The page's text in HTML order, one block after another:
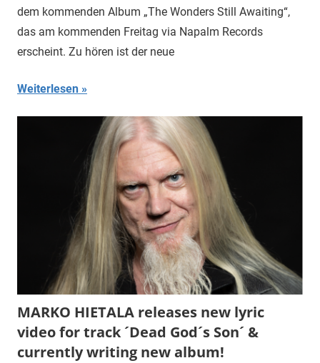
dem kommenden Album „The Wonders Still Awaiting“,
das am kommenden Freitag via Napalm Records
erscheint. Zu hören ist der neue
Weiterlesen
MARKO HIETALA releases new lyric
video for track ´Dead God´s Son´ &
currently writing new album!